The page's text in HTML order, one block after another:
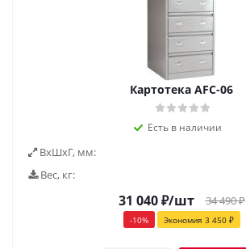
Картотека AFC-06
Есть в наличии
ВxШxГ, мм:
Вес, кг:
31 040₽/шт 34 490₽
-10% Экономия 3 450₽